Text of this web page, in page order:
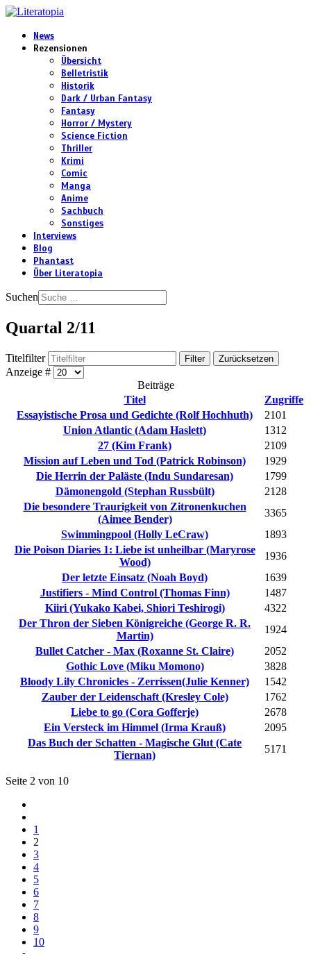
News
Rezensionen
Übersicht
Belletristik
Historik
Dark / Urban Fantasy
Fantasy
Horror / Mystery
Science Fiction
Thriller
Krimi
Comic
Manga
Anime
Sachbuch
Sonstiges
Interviews
Blog
Phantast
Über Literatopia
Suchen
Quartal 2/11
Titelfilter Filter Zurücksetzen
Anzeige #
Beiträge
Titel
Zugriffe
Essayistische Prosa und Gedichte (Rolf Hochhuth)
2101
Union Atlantic (Adam Haslett)
1312
27 (Kim Frank)
2109
Mission auf Leben und Tod (Patrick Robinson)
1929
Die Herrin der Paläste (Indu Sundaresan)
1799
Dämonengold (Stephan Russbült)
2128
Die besondere Traurigkeit von Zitronenkuchen
(Aimee Bender)
3365
Swimmingpool (Holly LeCraw)
1893
Die Poison Diaries 1: Liebe ist unheilbar (Maryrose
Wood)
1936
Der letzte Einsatz (Noah Boyd)
1639
Justifiers - Mind Control (Thomas Finn)
1487
Kiiri (Yukako Kabei, Shiori Teshirogi)
4322
Der Thron der Sieben Königreiche (George R. R.
Martin)
1924
Bullet Catcher - Max (Roxanne St. Claire)
2052
Gothic Love (Miku Momono)
3828
Bloody Lily Chronicles - Zerrissen(Julie Kenner)
1542
Zauber der Leidenschaft (Kresley Cole)
1762
Liebe to go (Cora Gofferje)
2678
Ein Versteck im Himmel (Irma Krauß)
2095
Das Buch der Schatten - Magische Glut (Cate
Tiernan)
5171
Seite 2 von 10
1
2
3
4
5
6
7
8
9
10